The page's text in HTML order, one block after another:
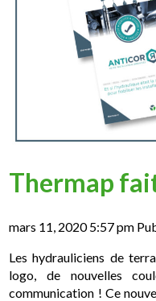
Thermap
mars 11, 2020 5:57 pm
Les hydrauliciens de
logo, de nouvelles
communication ! Ce